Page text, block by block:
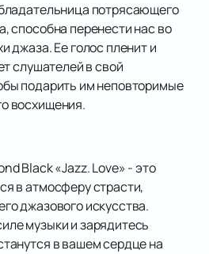
потрясающего
способна перенести нас во
джаза. Ее голос пленит и
слушателей в свой
подарить им неповторимые
восхищения.
Black «Jazz. Love» - это
в атмосферу страсти,
джазового искусства.
музыки и зарядитесь
в вашем сердце на